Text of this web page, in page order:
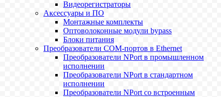
Видеорегистраторы
Аксессуары и ПО
Монтажные комплекты
Оптоволоконные модули bypass
Блоки питания
Преобразователи COM-портов в Ethernet
Преобразователи NPort в промышленном
исполнении
Преобразователи NPort в стандартном
исполнении
Преобразователи NPort со встроенным